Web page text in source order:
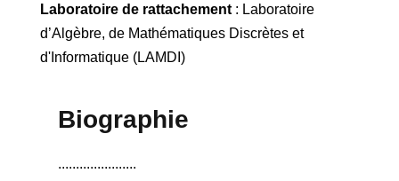
Laboratoire de rattachement: Laboratoire
d’Algèbre, de Mathématiques Discrètes et
d'Informatique (LAMDI)
Biographie
......................